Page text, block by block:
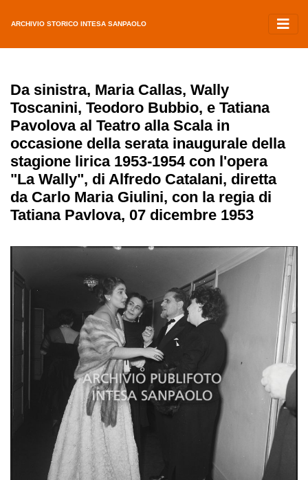
ARCHIVIO STORICO INTESA SANPAOLO
Da sinistra, Maria Callas, Wally
Toscanini, Teodoro Bubbio, e Tatiana
Pavolova al Teatro alla Scala in
occasione della serata inaugurale della
stagione lirica 1953-1954 con l'opera
"La Wally", di Alfredo Catalani, diretta
da Carlo Maria Giulini, con la regia di
Tatiana Pavlova, 07 dicembre 1953